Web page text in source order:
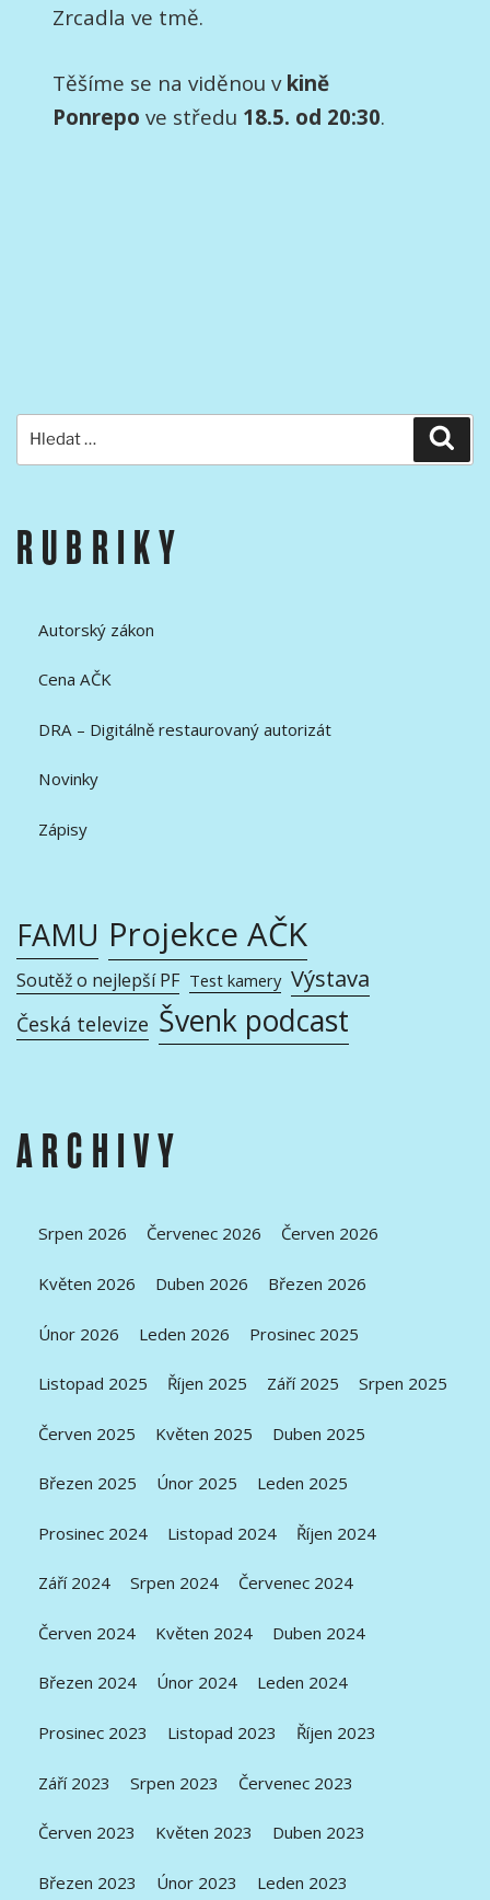
Zrcadla ve tmě.
Těšíme se na viděnou vkině
Ponrepo ve středu 18.5. od 20:30.
RUBRIKY
Autorský zákon
Cena AČK
DRA – Digitálně restaurovaný autorizát
Novinky
Zápisy
FAMU Projekce AČK
Soutěž o nejlepší PF Test kamery Výstava
Česká televize Švenk podcast
ARCHIVY
Srpen 2026 Červenec 2026 Červen 2026
Květen 2026 Duben 2026 Březen 2026
Únor 2026 Leden 2026 Prosinec 2025
Listopad 2025 Říjen 2025 Září 2025 Srpen 2025
Červen 2025 Květen 2025 Duben 2025
Březen 2025 Únor 2025 Leden 2025
Prosinec 2024 Listopad 2024 Říjen 2024
Září 2024 Srpen 2024 Červenec 2024
Červen 2024 Květen 2024 Duben 2024
Březen 2024 Únor 2024 Leden 2024
Prosinec 2023 Listopad 2023 Říjen 2023
Září 2023 Srpen 2023 Červenec 2023
Červen 2023 Květen 2023 Duben 2023
Březen 2023 Únor 2023 Leden 2023